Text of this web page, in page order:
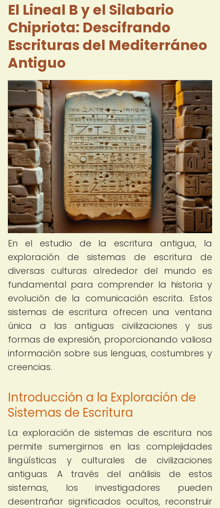
El Lineal B y el Silabario
Chipriota: Descifrando
Escrituras del Mediterráneo
Antiguo
En el estudio de la escritura antigua, la
exploración de sistemas de escritura de
diversas culturas alrededor del mundo es
fundamental para comprender la historia y
evolución de la comunicación escrita. Estos
sistemas de escritura ofrecen una ventana
única a las antiguas civilizaciones y sus
formas de expresión, proporcionando valiosa
información sobre sus lenguas, costumbres y
creencias.
Introducción a la Exploración de
Sistemas de Escritura
La exploración de sistemas de escritura nos
permite sumergirnos en las complejidades
lingüísticas y culturales de civilizaciones
antiguas. A través del análisis de estos
sistemas, los investigadores pueden
desentrañar significados ocultos, reconstruir